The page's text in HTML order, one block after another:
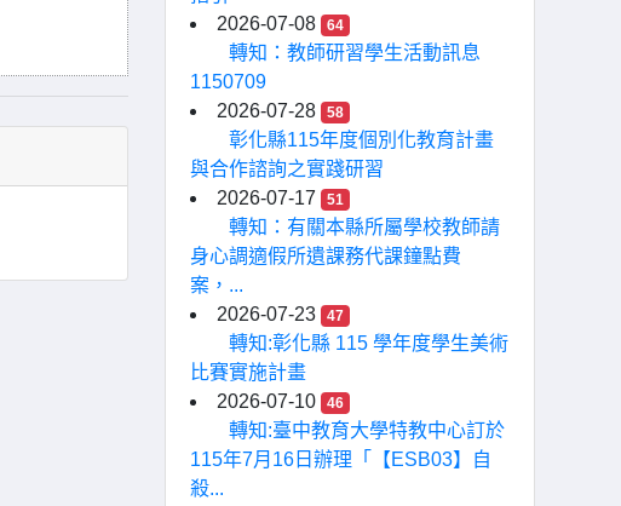
2026-07-08
64
轉知：教師研習學生活動訊息
1150709
2026-07-28
58
彰化縣115年度個別化教育計畫
與合作諮詢之實踐研習
2026-07-17
51
轉知：有關本縣所屬學校教師請
身心調適假所遺課務代課鐘點費
案，...
2026-07-23
47
轉知:彰化縣 115 學年度學生美術
比賽實施計畫
2026-07-10
46
轉知:臺中教育大學特教中心訂於
115年7月16日辦理「【ESB03】自
殺...